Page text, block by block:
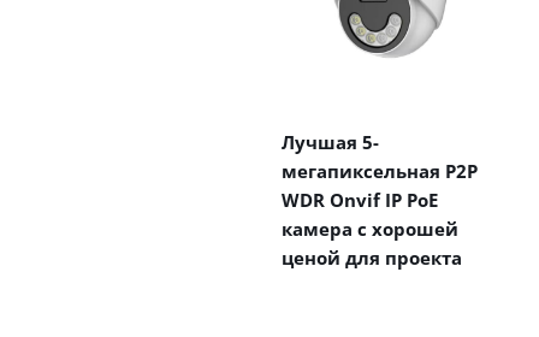
Лучшая 5-
мегапиксельная P2P
WDR Onvif IP PoE
камера с хорошей
ценой для проекта